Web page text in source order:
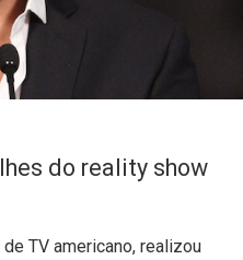
do reality show
TV americano, realizou